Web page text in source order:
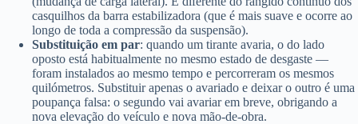
casquilhos da barra estabilizadora (que é mais suave e ocorre ao
longo de toda a compressão da suspensão).
Substituição em par: quando um tirante avaria, o do lado
oposto está habitualmente no mesmo estado de desgaste —
foram instalados ao mesmo tempo e percorreram os mesmos
quilómetros. Substituir apenas o avariado e deixar o outro é uma
poupança falsa: o segundo vai avariar em breve, obrigando a
nova elevação do veículo e nova mão-de-obra.